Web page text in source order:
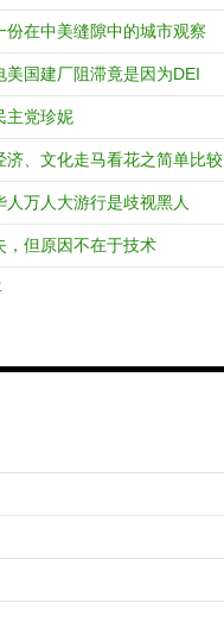
份在中美缝隙中的城市观察
美国建厂阻滞竟是因为DEI
主党珍妮
济、文化走马看花之简单比较
人万人大游行是歧视黑人
，但原因不在于技术